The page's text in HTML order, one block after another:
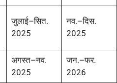
जुलाई–सित.
2025
नव.–दिस.
2025
अगस्त–नव.
2025
जन.–फर.
2026